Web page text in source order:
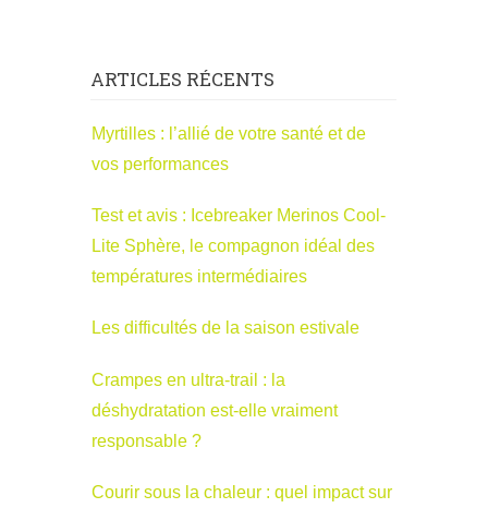
ARTICLES RÉCENTS
Myrtilles : l’allié de votre santé et de
vos performances
Test et avis : Icebreaker Merinos Cool-
Lite Sphère, le compagnon idéal des
températures intermédiaires
Les difficultés de la saison estivale
Crampes en ultra-trail : la
déshydratation est-elle vraiment
responsable ?
Courir sous la chaleur : quel impact sur